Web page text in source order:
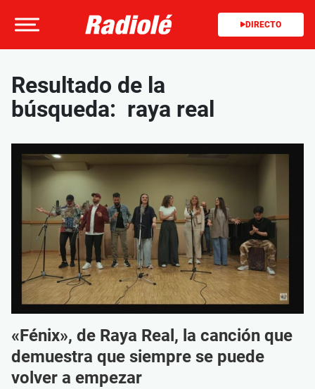
DIRECTO
Resultado de la
búsqueda: raya real
«Fénix», de Raya Real, la canción que
demuestra que siempre se puede
volver a empezar